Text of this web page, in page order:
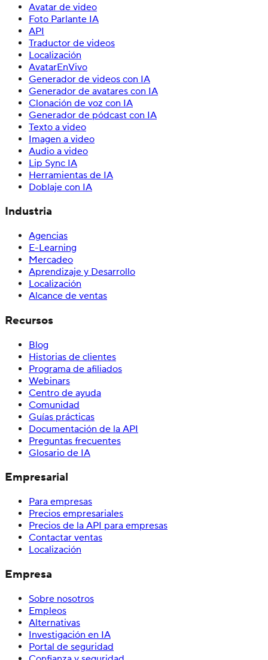
Avatar de video
Foto Parlante IA
API
Traductor de videos
Localización
AvatarEnVivo
Generador de videos con IA
Generador de avatares con IA
Clonación de voz con IA
Generador de pódcast con IA
Texto a video
Imagen a video
Audio a video
Lip Sync IA
Herramientas de IA
Doblaje con IA
Industria
Agencias
E-Learning
Mercadeo
Aprendizaje y Desarrollo
Localización
Alcance de ventas
Recursos
Blog
Historias de clientes
Programa de afiliados
Webinars
Centro de ayuda
Comunidad
Guías prácticas
Documentación de la API
Preguntas frecuentes
Glosario de IA
Empresarial
Para empresas
Precios empresariales
Precios de la API para empresas
Contactar ventas
Localización
Empresa
Sobre nosotros
Empleos
Alternativas
Investigación en IA
Portal de seguridad